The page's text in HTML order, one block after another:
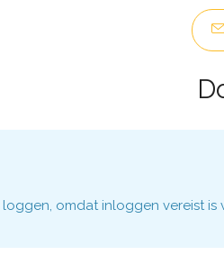
omdat inloggen vereist is